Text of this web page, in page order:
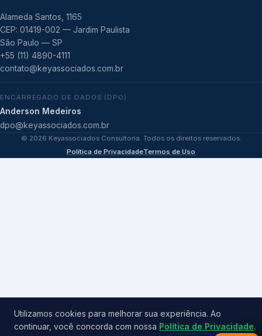
Alameda Santos, 1165
CEP: 01419-002 — Jardim Paulista
São Paulo — SP
+55 (11) 4890-4111
contato@keyassociados.com.br
ENCARREGADO DE DADOS (DPO)
Anderson Medeiros
dpo@keyassociados.com.br
© 2026 Keyassociados Consultoria. Todos os direitos reservados.
Política de PrivacidadeTermos de Uso
Utilizamos cookies para melhorar sua experiência. Ao
continuar, você concorda com nossa Política de Privacidade.